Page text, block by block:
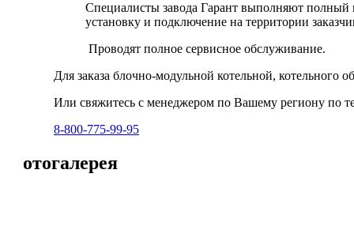
Специалисты завода Гарант выполняют полный
установку и подключение на территории
Проводят полное сервисное обслуживание.
Для заказа блочно-модульной котельной, котельного
Или свяжитесь с менеджером по Вашему региону по
8-800-775-99-95
Фотогалерея